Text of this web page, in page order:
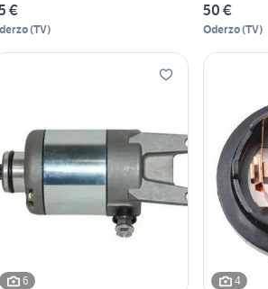
€
(TV)
50 €
Oderzo(TV)
6 4